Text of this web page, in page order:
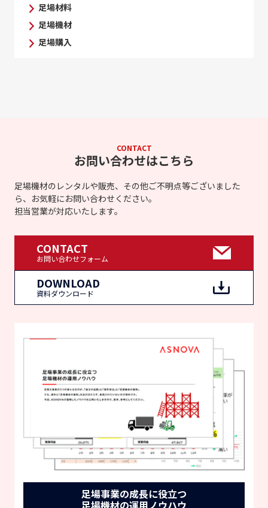
足場材料
足場機材
足場購入
CONTACT
お問い合わせはこちら
足場機材のレンタルや販売、その他ご不明点等ございました
ら、お気軽にお問い合わせください。
担当営業が対応いたします。
DOWNLOAD
資料ダウンロード
CONTACT
お問い合わせフォーム
足場事業の成長に役立つ